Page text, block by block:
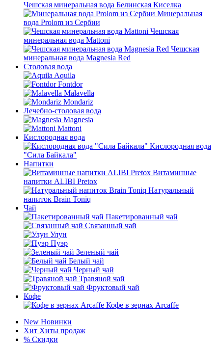
Чешская минеральная вода Белинская Киселка
Минеральная
вода Prolom из Сербии
Чешская
минеральная вода Mattoni
Чешская
минеральная вода Magnesia Red
Столовая вода
Aquila
Fontdor
Malavella
Mondariz
Лечебно-столовая вода
Magnesia
Mattoni
Кислородная вода
Кислородная вода
"Сила Байкала"
Напитки
Витаминные
напитки ALIBI Pretox
Натуральный
напиток Brain Toniq
Чай
Пакетированный чай
Связанный чай
Улун
Пуэр
Зеленый чай
Белый чай
Черный чай
Травяной чай
Фруктовый чай
Кофе
Кофе в зернах Arcaffe
New Новинки
Хит Хиты продаж
% Скидки